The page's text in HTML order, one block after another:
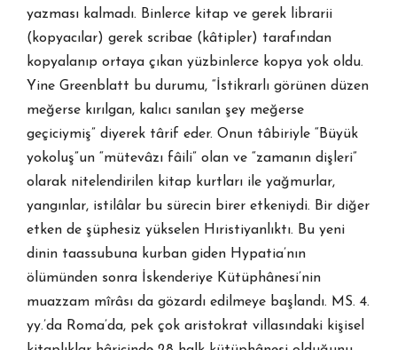
yazması kalmadı. Binlerce kitap ve gerek librarii
(kopyacılar) gerek scribae (kâtipler) tarafından
kopyalanıp ortaya çıkan yüzbinlerce kopya yok oldu.
Yine Greenblatt bu durumu, “İstikrarlı görünen düzen
meğerse kırılgan, kalıcı sanılan şey meğerse
geçiciymiş” diyerek târif eder. Onun tâbiriyle “Büyük
yokoluş”un “mütevâzı fâili” olan ve “zamanın dişleri”
olarak nitelendirilen kitap kurtları ile yağmurlar,
yangınlar, istilâlar bu sürecin birer etkeniydi. Bir diğer
etken de şüphesiz yükselen Hıristiyanlıktı. Bu yeni
dinin taassubuna kurban giden Hypatia’nın
ölümünden sonra İskenderiye Kütüphânesi’nin
muazzam mîrâsı da gözardı edilmeye başlandı. MS. 4.
yy.’da Roma’da, pek çok aristokrat villasındaki kişisel